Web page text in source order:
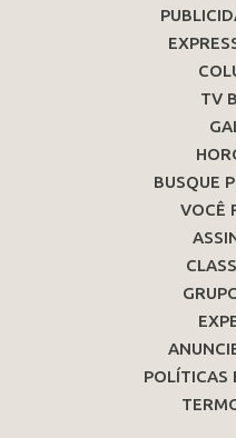
TV
BUSQUE
VOCÊ
POLÍTICAS